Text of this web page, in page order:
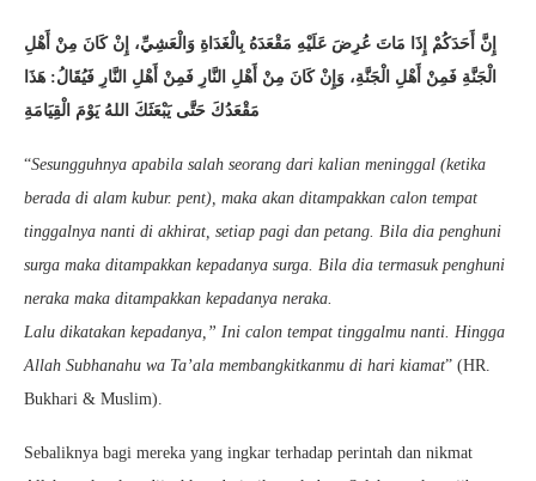
إِنَّ أَحَدَكُمْ إِذَا مَاتَ عُرِضَ عَلَيْهِ مَقْعَدَهُ بِالْغَدَاةِ وَالْعَشِيِّ، إِنْ كَانَ مِنْ أَهْلِ
الْجَنَّةِ فَمِنْ أَهْلِ الْجَنَّةِ، وَإِنْ كَانَ مِنْ أَهْلِ النَّارِ فَمِنْ أَهْلِ النَّارِ فَيُقَالُ: هَذَا
مَقْعَدُكَ حَتَّى يَبْعَثَكَ اللهُ يَوْمَ الْقِيَامَةِ
“Sesungguhnya apabila salah seorang dari kalian meninggal (ketika
berada di alam kubur. pent), maka akan ditampakkan calon tempat
tinggalnya nanti di akhirat, setiap pagi dan petang. Bila dia penghuni
surga maka ditampakkan kepadanya surga. Bila dia termasuk penghuni
neraka maka ditampakkan kepadanya neraka.
Lalu dikatakan kepadanya,” Ini calon tempat tinggalmu nanti. Hingga
Allah Subhanahu wa Ta’ala membangkitkanmu di hari kiamat” (HR.
Bukhari & Muslim).
Sebaliknya bagi mereka yang ingkar terhadap perintah dan nikmat